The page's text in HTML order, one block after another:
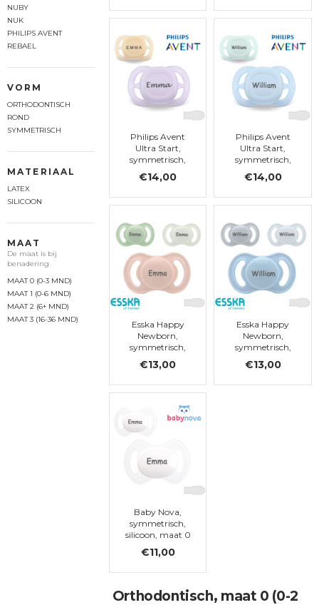
NUBY
NUK
PHILIPS AVENT
REBAEL
VORM
ORTHODONTISCH
ROND
SYMMETRISCH
MATERIAAL
LATEX
SILICOON
MAAT
De maat is bij
benadering
MAAT 0 (0-3 MND)
MAAT 1 (0-6 MND)
MAAT 2 (6+ MND)
MAAT 3 (16-36 MND)
Philips Avent
Ultra Start,
symmetrisch,
silicoon, maat 0
(0-2 mdn.)
€14,00
Philips Avent
Ultra Start,
symmetrisch,
silicoon, maat 0
(0-2 mdn.)
€14,00
Esska Happy
Newborn,
symmetrisch,
€13,00
Esska Happy
Newborn,
symmetrisch,
€13,00
Baby Nova,
symmetrisch,
silicoon, maat 0
€11,00
Orthodontisch, maat 0 (0-2